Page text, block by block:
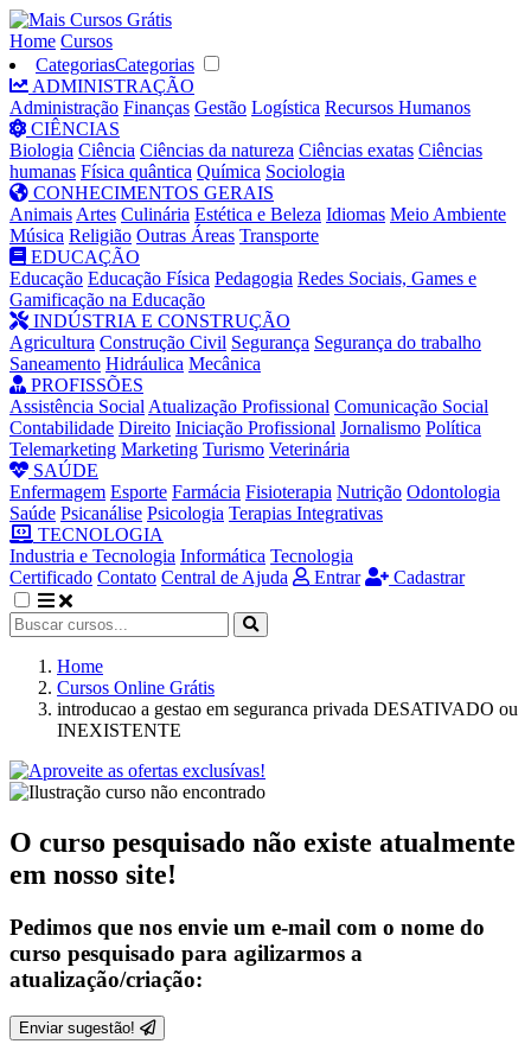
Home Cursos
CategoriasCategorias
ADMINISTRAÇÃO
Administração Finanças Gestão Logística Recursos Humanos
CIÊNCIAS
Biologia Ciência Ciências da natureza Ciências exatas Ciências
humanas Física quântica Química Sociologia
CONHECIMENTOS GERAIS
Animais Artes Culinária Estética e Beleza Idiomas Meio Ambiente
Música Religião Outras Áreas Transporte
EDUCAÇÃO
Educação Educação Física Pedagogia Redes Sociais, Games e
Gamificação na Educação
INDÚSTRIA E CONSTRUÇÃO
Agricultura Construção Civil Segurança Segurança do trabalho
Saneamento Hidráulica Mecânica
PROFISSÕES
Assistência Social Atualização Profissional Comunicação Social
Contabilidade Direito Iniciação Profissional Jornalismo Política
Telemarketing Marketing Turismo Veterinária
SAÚDE
Enfermagem Esporte Farmácia Fisioterapia Nutrição Odontologia
Saúde Psicanálise Psicologia Terapias Integrativas
TECNOLOGIA
Industria e Tecnologia Informática Tecnologia
Certificado Contato Central de Ajuda Entrar Cadastrar
Home
Cursos Online Grátis
introducao a gestao em seguranca privada DESATIVADO ou
INEXISTENTE
O curso pesquisado não existe atualmente
em nosso site!
Pedimos que nos envie um e-mail com o nome do
curso pesquisado para agilizarmos a
atualização/criação:
Enviar sugestão!